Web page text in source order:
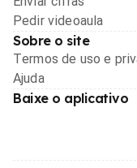
Pedir videoaula
Sobre o site
Termos de uso e
Ajuda
Baixe o aplicativo